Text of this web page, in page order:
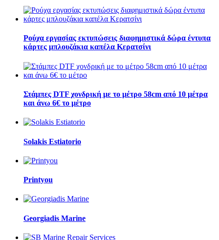
Ρούχα εργασίας εκτυπώσεις διαφημιστικά δώρα έντυπα
κάρτες μπλουζάκια καπέλα Κερατσίνι
Στάμπες DTF χονδρική με το μέτρο 58cm από 10 μέτρα
και άνω 6€ το μέτρο
Solakis Estiatorio
Printyou
Georgiadis Marine